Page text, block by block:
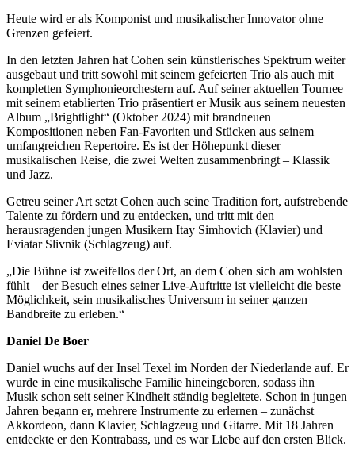
Heute wird er als Komponist und musikalischer Innovator ohne
Grenzen gefeiert.
In den letzten Jahren hat Cohen sein künstlerisches Spektrum weiter
ausgebaut und tritt sowohl mit seinem gefeierten Trio als auch mit
kompletten Symphonieorchestern auf. Auf seiner aktuellen Tournee
mit seinem etablierten Trio präsentiert er Musik aus seinem neuesten
Album „Brightlight“ (Oktober 2024) mit brandneuen
Kompositionen neben Fan-Favoriten und Stücken aus seinem
umfangreichen Repertoire. Es ist der Höhepunkt dieser
musikalischen Reise, die zwei Welten zusammenbringt – Klassik
und Jazz.
Getreu seiner Art setzt Cohen auch seine Tradition fort, aufstrebende
Talente zu fördern und zu entdecken, und tritt mit den
herausragenden jungen Musikern Itay Simhovich (Klavier) und
Eviatar Slivnik (Schlagzeug) auf.
„Die Bühne ist zweifellos der Ort, an dem Cohen sich am wohlsten
fühlt – der Besuch eines seiner Live-Auftritte ist vielleicht die beste
Möglichkeit, sein musikalisches Universum in seiner ganzen
Bandbreite zu erleben.“
Daniel De Boer
Daniel wuchs auf der Insel Texel im Norden der Niederlande auf. Er
wurde in eine musikalische Familie hineingeboren, sodass ihn
Musik schon seit seiner Kindheit ständig begleitete. Schon in jungen
Jahren begann er, mehrere Instrumente zu erlernen – zunächst
Akkordeon, dann Klavier, Schlagzeug und Gitarre. Mit 18 Jahren
entdeckte er den Kontrabass, und es war Liebe auf den ersten Blick.